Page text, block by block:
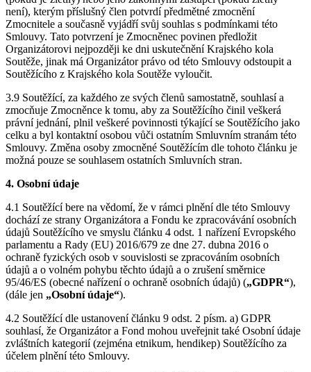
není), kterým příslušný člen potvrdí předmětné zmocnění
Zmocnitele a současně vyjádří svůj souhlas s podmínkami této
Smlouvy. Tato potvrzení je Zmocněnec povinen předložit
Organizátorovi nejpozději ke dni uskutečnění Krajského kola
Soutěže, jinak má Organizátor právo od této Smlouvy odstoupit a
Soutěžícího z Krajského kola Soutěže vyloučit.
3.9 Soutěžící, za každého ze svých členů samostatně, souhlasí a
zmocňuje Zmocněnce k tomu, aby za Soutěžícího činil veškerá
právní jednání, plnil veškeré povinnosti týkající se Soutěžícího jako
celku a byl kontaktní osobou vůči ostatním Smluvním stranám této
Smlouvy. Změna osoby zmocněné Soutěžícím dle tohoto článku je
možná pouze se souhlasem ostatních Smluvních stran.
4. Osobní údaje
4.1 Soutěžící bere na vědomí, že v rámci plnění dle této Smlouvy
dochází ze strany Organizátora a Fondu ke zpracovávání osobních
údajů Soutěžícího ve smyslu článku 4 odst. 1 nařízení Evropského
parlamentu a Rady (EU) 2016/679 ze dne 27. dubna 2016 o
ochraně fyzických osob v souvislosti se zpracováním osobních
údajů a o volném pohybu těchto údajů a o zrušení směrnice
95/46/ES (obecné nařízení o ochraně osobních údajů) („GDPR“),
(dále jen „Osobní údaje“).
4.2 Soutěžící dle ustanovení článku 9 odst. 2 písm. a) GDPR
souhlasí, že Organizátor a Fond mohou uveřejnit také Osobní údaje
zvláštních kategorií (zejména etnikum, hendikep) Soutěžícího za
účelem plnění této Smlouvy.